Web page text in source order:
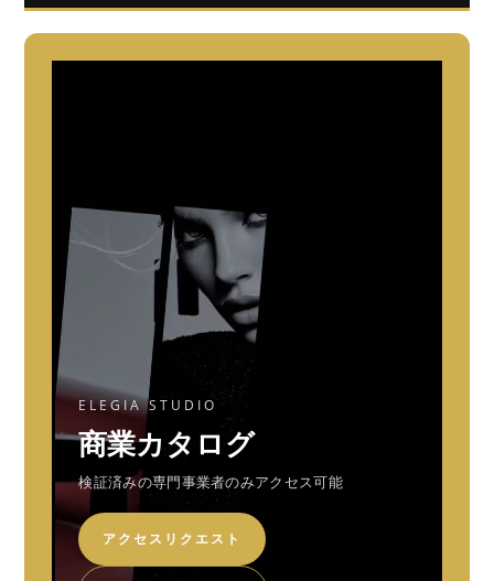
ELEGIA STUDIO
商業カタログ
検証済みの専門事業者のみアクセス可能
アクセスリクエスト